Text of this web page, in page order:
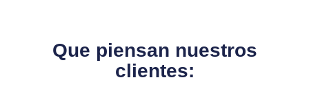
Que piensan nuestros
clientes: